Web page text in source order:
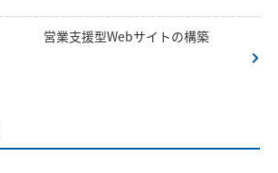
営業支援型Webサイトの構築